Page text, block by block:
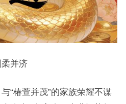
并济
“椿萱并茂”的家族荣耀不谋